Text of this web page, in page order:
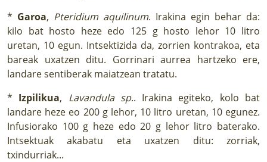
* Garoa, Pteridium aquilinum. Irakina egin behar da:
kilo bat hosto heze edo 125 g hosto lehor 10 litro
uretan, 10 egun. Intsektizida da, zorrien kontrakoa, eta
bareak uxatzen ditu. Gorrinari aurrea hartzeko ere,
landare sentiberak maiatzean tratatu.
* Izpilikua, Lavandula sp.. Irakina egiteko, kolo bat
landare heze eo 200 g lehor, 10 litro uretan, 10 egunez.
Infusiorako 100 g heze edo 20 g lehor litro baterako.
Intsektuak akabatu eta uxatzen ditu: zorriak,
txindurriak...